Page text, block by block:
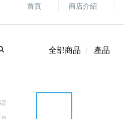
首頁 商店介紹
全部商品 產品